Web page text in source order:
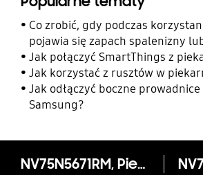
Co zrobić, gdy podczas
pojawia się zapach spalenizny
nieprzyjemny zapach?
Jak połączyć SmartThings z
Jak korzystać z rusztów w
Jak odłączyć boczne
Samsung?
NV75N5671RM, Piekarnik elektryczny z technologią Dual Cook Flex, 75 l